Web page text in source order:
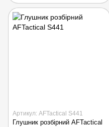
Артикул: AFTactical S441
Глушник розбірний AFTactical